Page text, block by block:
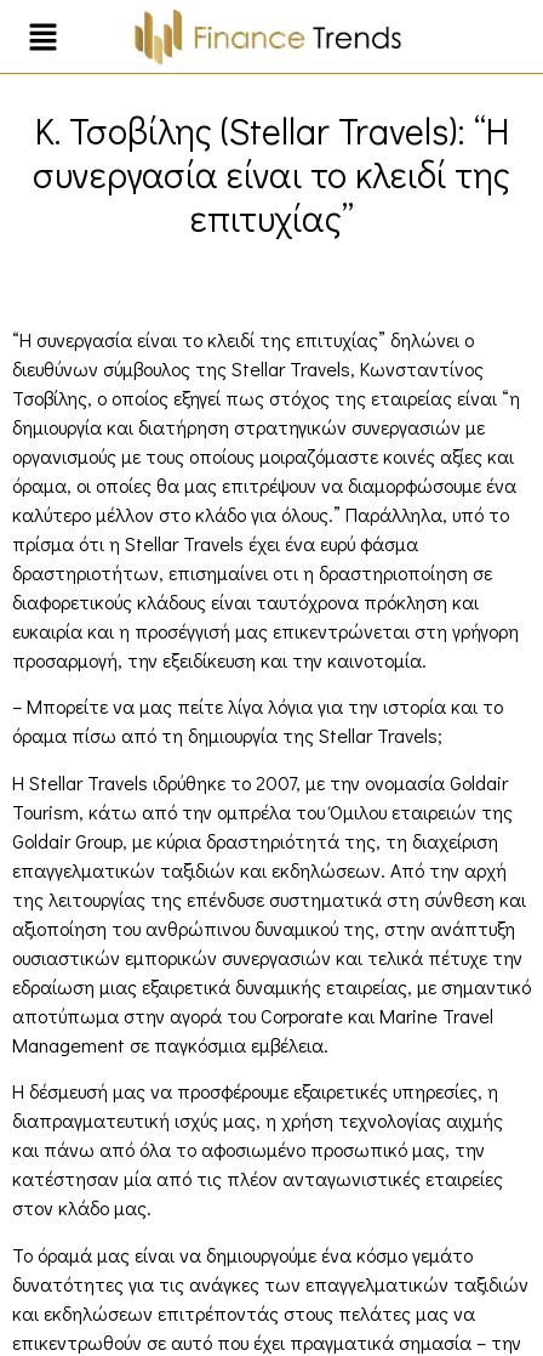
Κ. Τσοβίλης (Stellar Travels): “Η
συνεργασία είναι το κλειδί της
επιτυχίας”
“Η συνεργασία είναι το κλειδί της επιτυχίας” δηλώνει ο
διευθύνων σύμβουλος της Stellar Travels, Κωνσταντίνος
Τσοβίλης, ο οποίος εξηγεί πως στόχος της εταιρείας είναι “η
δημιουργία και διατήρηση στρατηγικών συνεργασιών με
οργανισμούς με τους οποίους μοιραζόμαστε κοινές αξίες και
όραμα, οι οποίες θα μας επιτρέψουν να διαμορφώσουμε ένα
καλύτερο μέλλον στο κλάδο για όλους.” Παράλληλα, υπό το
πρίσμα ότι η Stellar Travels έχει ένα ευρύ φάσμα
δραστηριοτήτων, επισημαίνει οτι η δραστηριοποίηση σε
διαφορετικούς κλάδους είναι ταυτόχρονα πρόκληση και
ευκαιρία και η προσέγγισή μας επικεντρώνεται στη γρήγορη
προσαρμογή, την εξειδίκευση και την καινοτομία.
– Μπορείτε να μας πείτε λίγα λόγια για την ιστορία και το
όραμα πίσω από τη δημιουργία της Stellar Travels;
Η Stellar Travels ιδρύθηκε το 2007, με την ονομασία Goldair
Tourism, κάτω από την ομπρέλα του Όμιλου εταιρειών της
Goldair Group, με κύρια δραστηριότητά της, τη διαχείριση
επαγγελματικών ταξιδιών και εκδηλώσεων. Από την αρχή
της λειτουργίας της επένδυσε συστηματικά στη σύνθεση και
αξιοποίηση του ανθρώπινου δυναμικού της, στην ανάπτυξη
ουσιαστικών εμπορικών συνεργασιών και τελικά πέτυχε την
εδραίωση μιας εξαιρετικά δυναμικής εταιρείας, με σημαντικό
αποτύπωμα στην αγορά του Corporate και Marine Travel
Management σε παγκόσμια εμβέλεια.
Η δέσμευσή μας να προσφέρουμε εξαιρετικές υπηρεσίες, η
διαπραγματευτική ισχύς μας, η χρήση τεχνολογίας αιχμής
και πάνω από όλα το αφοσιωμένο προσωπικό μας, την
κατέστησαν μία από τις πλέον ανταγωνιστικές εταιρείες
στον κλάδο μας.
Το όραμά μας είναι να δημιουργούμε ένα κόσμο γεμάτο
δυνατότητες για τις ανάγκες των επαγγελματικών ταξιδιών
και εκδηλώσεων επιτρέποντάς στους πελάτες μας να
επικεντρωθούν σε αυτό που έχει πραγματικά σημασία – την